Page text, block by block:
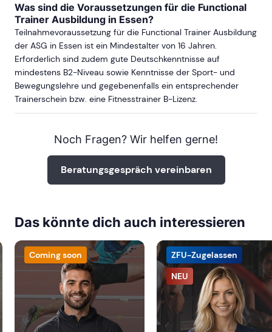
Was sind die Voraussetzungen für die Functional
Trainer Ausbildung in Essen?
Teilnahmevoraussetzung für die Functional Trainer Ausbildung
der ASG in Essen ist ein Mindestalter von 16 Jahren.
Erforderlich sind zudem gute Deutschkenntnisse auf
mindestens B2-Niveau sowie Kenntnisse der Sport- und
Bewegungslehre und gegebenenfalls ein entsprechender
Trainerschein bzw. eine Fitnesstrainer B-Lizenz.
Noch Fragen? Wir helfen gerne!
Beratungsgespräch vereinbaren
Das könnte dich auch interessieren
Coming soon
NEU
ZFU-Zugelassen